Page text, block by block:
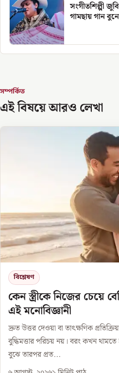
সংগীতশিল্পী
গামছায় গান
সম্পর্কিত
এই বিষয়ে আরও লেখা
বিশ্লেষণ
কেন স্ত্রীকে নিজের চেয়ে
এই মনোবিজ্ঞানী
দ্রুত উত্তর দেওয়া বা তাৎক্ষণিক
বুদ্ধিমত্তার পরিচয় নয়। বরং কখন
বুঝে তারপর প্রত...